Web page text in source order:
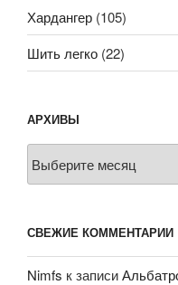
Хардангер (105)
Шить легко (22)
АРХИВЫ
СВЕЖИЕ КОММЕНТАРИИ
Nimfs к записи